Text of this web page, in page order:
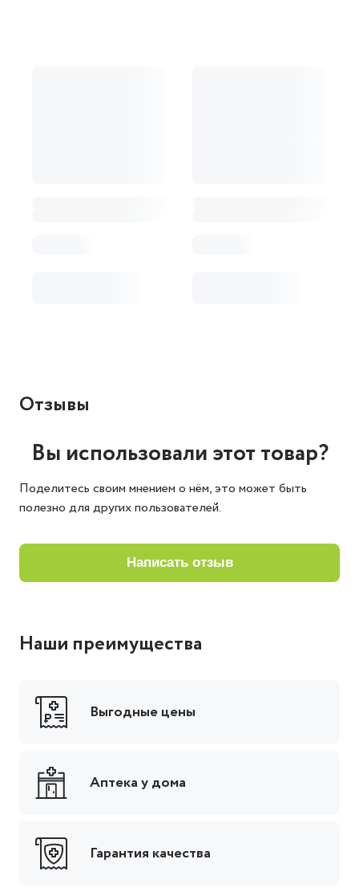
Отзывы
Вы использовали этот товар?
Поделитесь своим мнением о нём, это может быть
полезно для других пользователей.
написать отзыв
Наши преимущества
Выгодные цены
Аптека у дома
Гарантия качества